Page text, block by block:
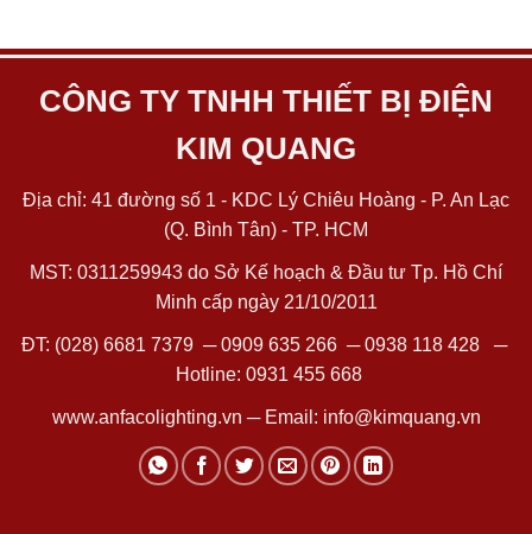
CÔNG TY TNHH THIẾT BỊ ĐIỆN
KIM QUANG
Địa chỉ: 41 đường số 1 - KDC Lý Chiêu Hoàng - P. An Lạc
(Q. Bình Tân) - TP. HCM
MST: 0311259943 do Sở Kế hoạch & Đầu tư Tp. Hồ Chí
Minh cấp ngày 21/10/2011
ĐT: (028) 6681 7379 ─0909 635 266─0938 118 428─
Hotline: 0931 455 668
www.anfacolighting.vn ─ Email: info@kimquang.vn